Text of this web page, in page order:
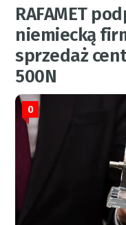
RAFAMET
niemiecką
sprzedaż
500N
0